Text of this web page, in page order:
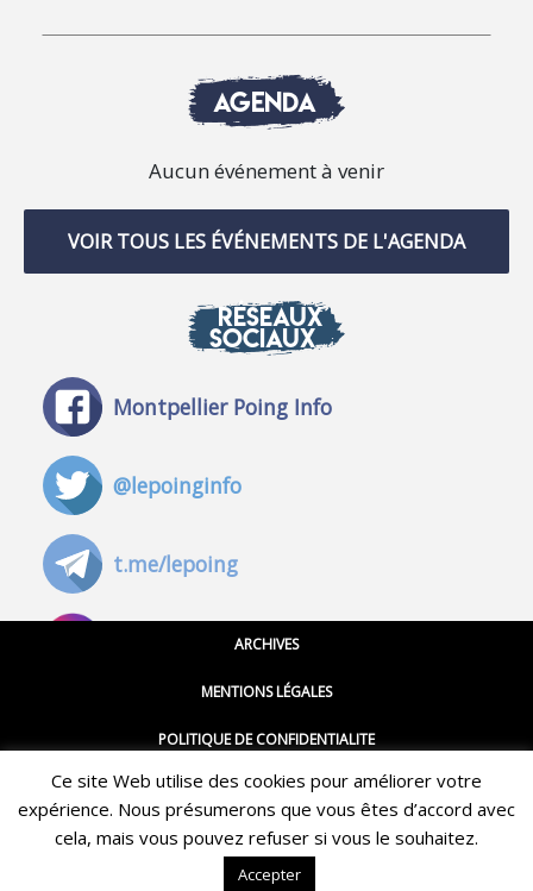
AGENDA
Aucun événement à venir
VOIR TOUS LES ÉVÉNEMENTS DE L'AGENDA
RÉSEAUX
SOCIAUX
Montpellier Poing Info
@lepoinginfo
t.me/lepoing
@montpellierpoinginfo
@LePoingMontpellier
ARCHIVES
MENTIONS LÉGALES
POLITIQUE DE CONFIDENTIALITE
CGU
CONTACT
QUI SOMMES-NOUS ?
Restez informé·e des dernières actualités du Poing !
ABONNEZ-VOUS À LA NEWSLETTER
Ce site Web utilise des cookies pour améliorer votre
expérience. Nous présumerons que vous êtes d’accord avec
cela, mais vous pouvez refuser si vous le souhaitez.
Accepter